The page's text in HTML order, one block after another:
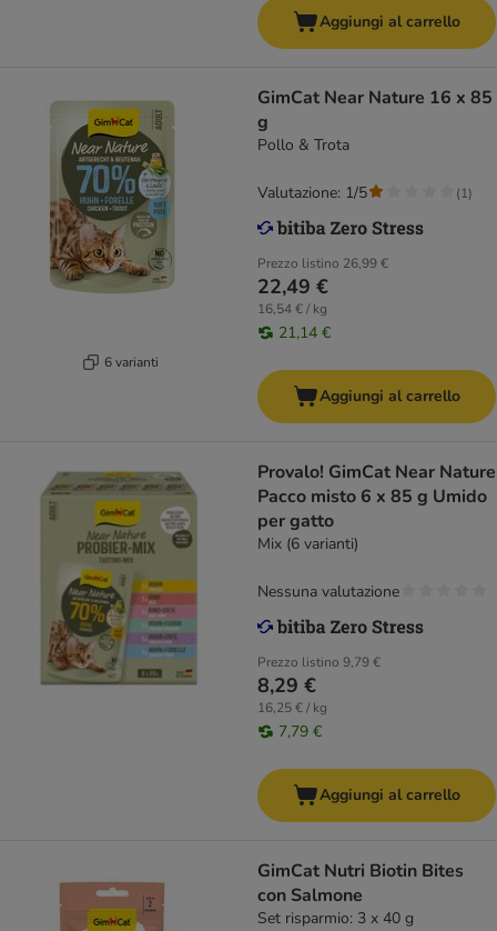
Aggiungi al carrello
6 varianti
GimCat Near Nature 16 x 85
g
Pollo & Trota
Prezzo listino 26,99 €
22,49 €
16,54 € / kg
21,14 €
Valutazione: 1/5 (1)
Aggiungi al carrello
Provalo! GimCat Near Nature
Pacco misto 6 x 85 g Umido
per gatto
Mix (6 varianti)
Prezzo listino 9,79 €
8,29 €
16,25 € / kg
7,79 €
Nessuna valutazione
Aggiungi al carrello
GimCat Nutri Biotin Bites
con Salmone
Set risparmio: 3 x 40 g